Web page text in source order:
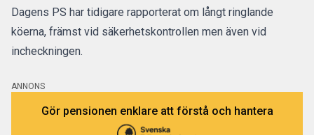
Dagens PS har tidigare rapporterat om långt ringlande
köerna, främst vid säkerhetskontrollen men även vid
incheckningen.
ANNONS
Gör pensionen enklare att förstå och hantera